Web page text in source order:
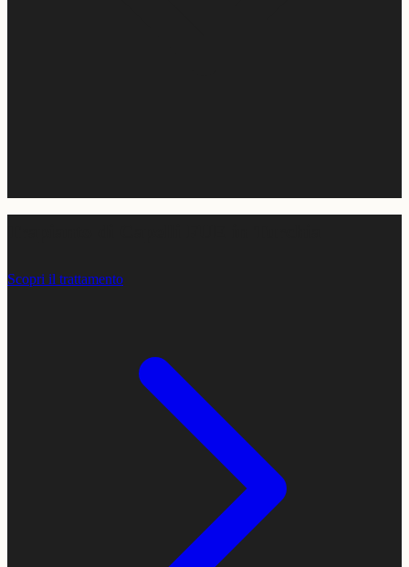
Scopri il trattamento